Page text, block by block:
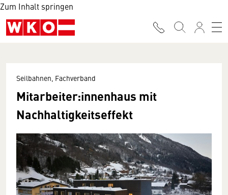
Zum Inhalt springen
Seilbahnen, Fachverband
Mitarbeiter:innenhaus mit
Nachhaltigkeitseffekt